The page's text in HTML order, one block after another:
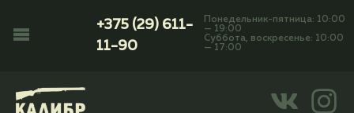
+375 (29) 611-
11-90
Понедельник-пятница: 10:00
— 19:00
Суббота, воскресенье: 10:00
— 17:00